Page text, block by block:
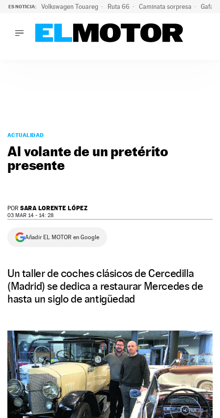
ES NOTICIA: Volkswagen Touareg Ruta 66 Caminata sorpresa Gafas
PODCAST
MOTOS
TECNOLOGÍA
SUPERCOCHES
SERVICIOS
NEWSLETTER
ACTUALIDAD
Al volante de un pretérito
presente
POR SARA LORENTE LÓPEZ
03 MAR 14 - 14: 28
Añadir EL MOTOR en Google
Un taller de coches clásicos de Cercedilla
(Madrid) se dedica a restaurar Mercedes de
hasta un siglo de antigüedad